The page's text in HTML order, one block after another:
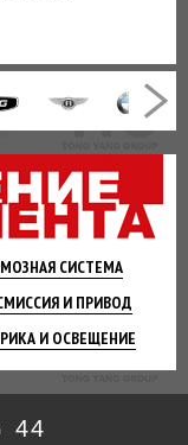
СИСТЕМА
И ПРИВОД
И ОСВЕЩЕНИЕ
44